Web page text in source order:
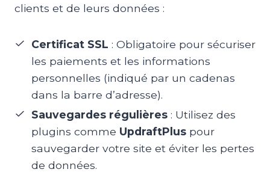
clients et de leurs données :
Certificat SSL : Obligatoire pour sécuriser
les paiements et les informations
personnelles (indiqué par un cadenas
dans la barre d’adresse).
Sauvegardes régulières: Utilisez des
plugins comme UpdraftPluspour
sauvegarder votre site et éviter les pertes
de données.